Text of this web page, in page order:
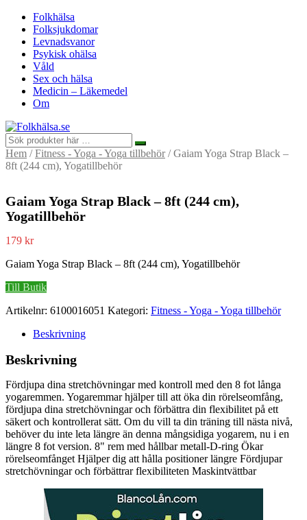
Folkhälsa
Folksjukdomar
Levnadsvanor
Psykisk ohälsa
Våld
Sex och hälsa
Medicin – Läkemedel
Om
Hem /Fitness - Yoga - Yoga tillbehör/ Gaiam Yoga Strap Black –
8ft (244 cm), Yogatillbehör
Gaiam Yoga Strap Black – 8ft (244 cm),
Yogatillbehör
179 kr
Gaiam Yoga Strap Black – 8ft (244 cm), Yogatillbehör
Till Butik
Artikelnr: 6100016051 Kategori: Fitness - Yoga - Yoga tillbehör
Beskrivning
Beskrivning
Fördjupa dina stretchövningar med kontroll med den 8 fot långa
yogaremmen. Yogaremmar hjälper till att öka din rörelseomfång,
fördjupa dina stretchövningar och förbättra din flexibilitet på ett
säkert och kontrollerat sätt. Om du vill ta din träning till nästa nivå,
behöver du inte leta längre än denna mångsidiga yogarem, nu i en
längre 8 fot version. 8" rem med hållbar metall-D-ring Ökar
rörelseomfånget Hjälper dig att hålla positioner längre Fördjupar
stretchövningar och förbättrar flexibiliteten Maskintvättbar